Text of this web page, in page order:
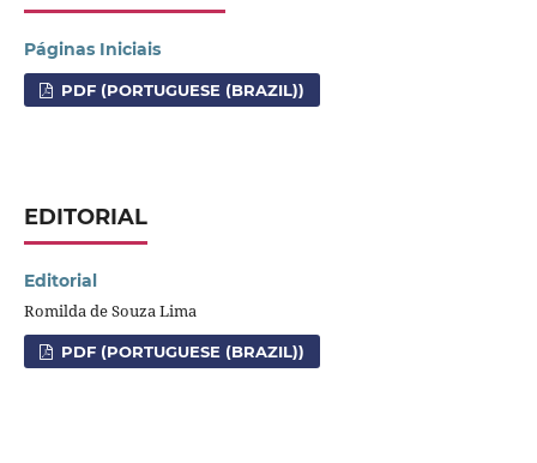
Páginas Iniciais
PDF (PORTUGUESE (BRAZIL))
EDITORIAL
Editorial
Romilda de Souza Lima
PDF (PORTUGUESE (BRAZIL))